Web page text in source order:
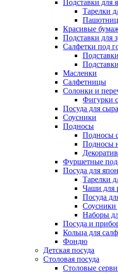
Подставки для
Тарелки
Красивые
Подставки для
Салфетки под
Масленки
Салфетницы
Солонки и
Фигурки
Посуда для сыра
Соусники
Подносы
Подносы
Подносы
Фуршетные
Посуда для
Тарелки
Чаши для
Посуда
Соусники
Наборы
Посуда и
Кольца для
Фондю
Детская посуда
Столовая посуда
Столовые